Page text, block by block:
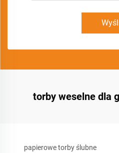
torby weselne dla
papierowe torby ślubne